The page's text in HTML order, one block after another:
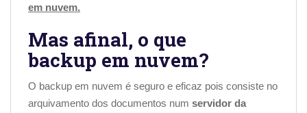
em nuvem.
Mas afinal, o que
backup em nuvem?
O backup em nuvem é seguro e eficaz pois consiste no
arquivamento dos documentos num servidor da